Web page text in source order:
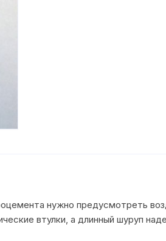
нужно предусмотреть
втулки, а длинный шуруп